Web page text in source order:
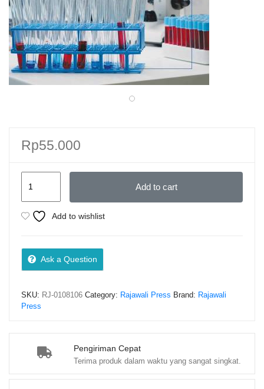
Pengiriman Cepat
Terima produk dalam waktu yang sangat singkat.
Rp55.000
Analisis
untuk
Amalia
M
Add to cart
Add to wishlist
Ask a Question
SKU: RJ-0108106 Category: Rajawali Press Brand: Rajawali
Press